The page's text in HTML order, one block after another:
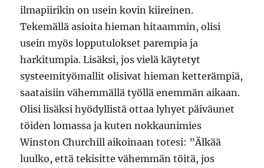
ilmapiirikin on usein kovin kiireinen.
Tekemällä asioita hieman hitaammin, olisi
usein myös lopputulokset parempia ja
harkitumpia. Lisäksi, jos vielä käytetyt
systeemityömallit olisivat hieman ketterämpiä,
saataisiin vähemmällä työllä enemmän aikaan.
Olisi lisäksi hyödyllistä ottaa lyhyet päiväunet
töiden lomassa ja kuten nokkaunimies
Winston Churchill aikoinaan totesi: ”Älkää
luulko, että tekisitte vähemmän töitä, jos